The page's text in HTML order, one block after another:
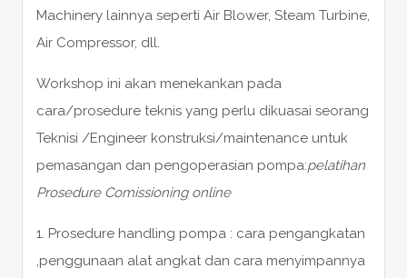
Machinery lainnya seperti Air Blower, Steam Turbine,
Air Compressor, dll.
Workshop ini akan menekankan pada
cara/prosedure teknis yang perlu dikuasai seorang
Teknisi /Engineer konstruksi/maintenance untuk
pemasangan dan pengoperasian pompa:pelatihan
Prosedure Comissioning online
1. Prosedure handling pompa : cara pengangkatan
,penggunaan alat angkat dan cara menyimpannya